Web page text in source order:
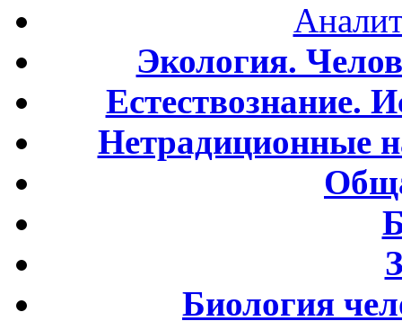
Экология.
Естествознание.
Нетрадиционные
Биология